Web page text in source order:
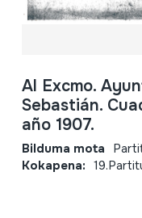
Al Excmo.
Sebastián.
año 1907.
Bilduma mota
Kokapena: